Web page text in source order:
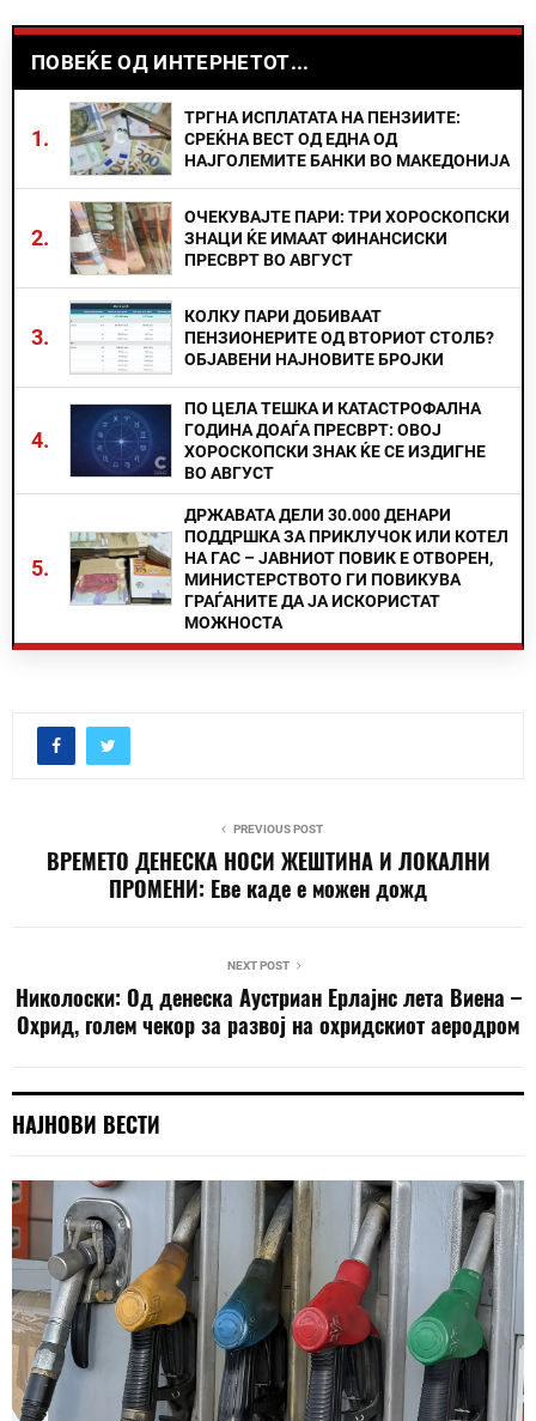
ПОВЕЌЕ ОД ИНТЕРНЕТОТ...
1.
ТРГНА ИСПЛАТАТА НА ПЕНЗИИТЕ:
СРЕЌНА ВЕСТ ОД ЕДНА ОД
НАЈГОЛЕМИТЕ БАНКИ ВО МАКЕДОНИЈА
2.
ОЧЕКУВАЈТЕ ПАРИ: ТРИ ХОРОСКОПСКИ
ЗНАЦИ ЌЕ ИМААТ ФИНАНСИСКИ
ПРЕСВРТ ВО АВГУСТ
3.
КОЛКУ ПАРИ ДОБИВААТ
ПЕНЗИОНЕРИТЕ ОД ВТОРИОТ СТОЛБ?
ОБЈАВЕНИ НАЈНОВИТЕ БРОЈКИ
4.
ПО ЦЕЛА ТЕШКА И КАТАСТРОФАЛНА
ГОДИНА ДОАЃА ПРЕСВРТ: ОВОЈ
ХОРОСКОПСКИ ЗНАК ЌЕ СЕ ИЗДИГНЕ
ВО АВГУСТ
5.
ДРЖАВАТА ДЕЛИ 30.000 ДЕНАРИ
ПОДДРШКА ЗА ПРИКЛУЧОК ИЛИ КОТЕЛ
НА ГАС – ЈАВНИОТ ПОВИК Е ОТВОРЕН,
МИНИСТЕРСТВОТО ГИ ПОВИКУВА
ГРАЃАНИТЕ ДА ЈА ИСКОРИСТАТ
МОЖНОСТА
PREVIOUS POST
ВРЕМЕТО ДЕНЕСКА НОСИ ЖЕШТИНА И ЛОКАЛНИ
ПРОМЕНИ: Еве каде е можен дожд
NEXT POST
Николоски: Од денеска Аустриан Ерлајнс лета Виена –
Охрид, голем чекор за развој на охридскиот аеродром
НАЈНОВИ ВЕСТИ